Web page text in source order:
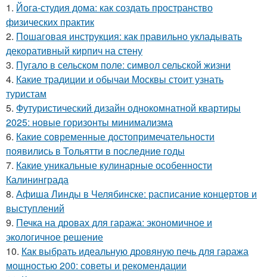
1. Йога-студия дома: как создать пространство
физических практик
2. Пошаговая инструкция: как правильно укладывать
декоративный кирпич на стену
3. Пугало в сельском поле: символ сельской жизни
4. Какие традиции и обычаи Москвы стоит узнать
туристам
5. Футуристический дизайн однокомнатной квартиры
2025: новые горизонты минимализма
6. Какие современные достопримечательности
появились в Тольятти в последние годы
7. Какие уникальные кулинарные особенности
Калининграда
8. Афиша Линды в Челябинске: расписание концертов и
выступлений
9. Печка на дровах для гаража: экономичное и
экологичное решение
10. Как выбрать идеальную дровяную печь для гаража
мощностью 200: советы и рекомендации